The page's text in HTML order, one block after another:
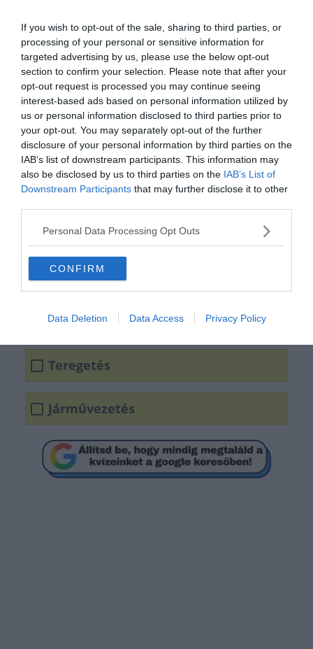
If you wish to opt-out of the sale, sharing to third parties, or
processing of your personal or sensitive information for
targeted advertising by us, please use the below opt-out
section to confirm your selection. Please note that after your
opt-out request is processed you may continue seeing
interest-based ads based on personal information utilized by
us or personal information disclosed to third parties prior to
your opt-out. You may separately opt-out of the further
disclosure of your personal information by third parties on the
IAB’s list of downstream participants. This information may
also be disclosed by us to third parties on the IAB’s List of
Downstream Participants that may further disclose it to other
Personal Data Processing Opt Outs
CONFIRM
Data Deletion Data Access Privacy Policy
Hirdetés
0%
Melyikkel használsz el
több kalóriát?
Teregetés
Járművezetés